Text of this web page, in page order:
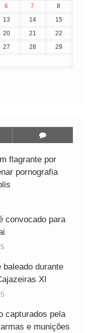
6 7
8
13 14
15
20 21
22
27 28
29
flagrante por
pornografia
convocado para
baleado durante
XI
capturados pela
e munições